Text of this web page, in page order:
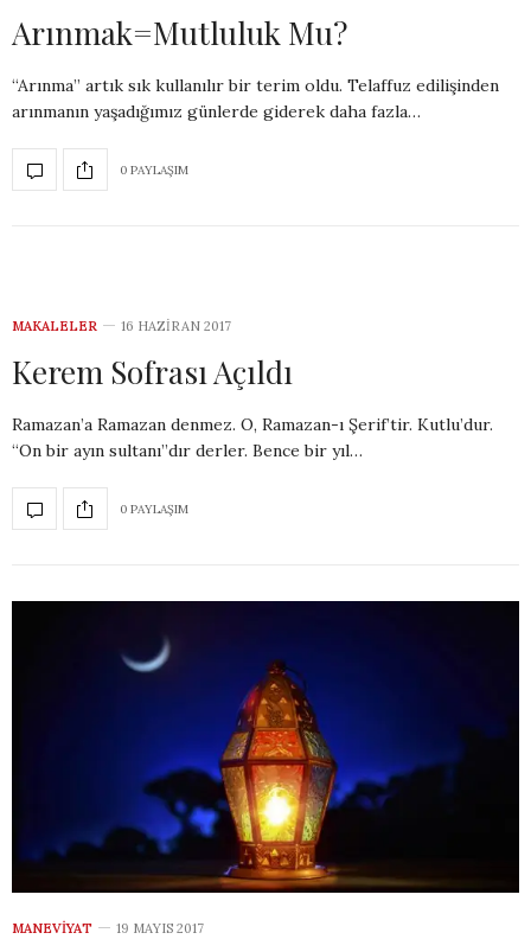
Arınmak=Mutluluk Mu?
“Arınma” artık sık kullanılır bir terim oldu. Telaffuz edilişinden
arınmanın yaşadığımız günlerde giderek daha fazla…
0 PAYLAŞIM
MAKALELER 16 HAZIRAN 2017
Kerem Sofrası Açıldı
Ramazan’a Ramazan denmez. O, Ramazan-ı Şerif’tir. Kutlu’dur.
“On bir ayın sultanı’’dır derler. Bence bir yıl…
0 PAYLAŞIM
MANEVIYAT 19 MAYIS 2017